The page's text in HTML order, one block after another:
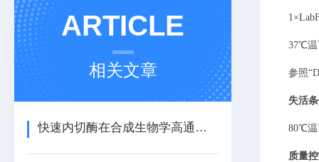
ARTICLE
相关文章
快速内切酶在合成生物学高通量构建中的优势
1×
37℃温
参照
失活
80℃温
质量